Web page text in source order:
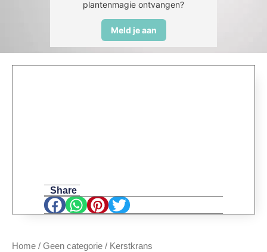
plantenmagie ontvangen?
Meld je aan
Home / Geen categorie / Kerstkrans
Share